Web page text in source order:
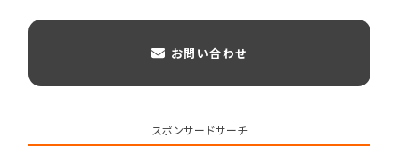
お問い合わせ
スポンサードサーチ